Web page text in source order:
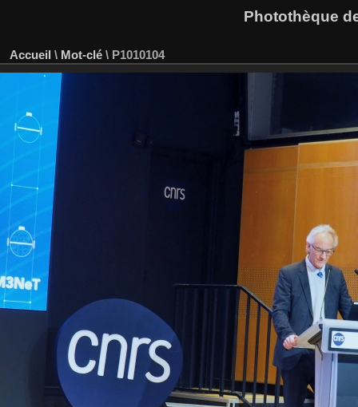
Photothèque
Accueil \ Mot-clé \ P1010104